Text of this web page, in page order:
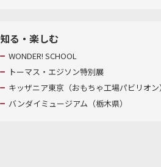
知る・楽しむ
WONDER! SCHOOL
トーマス・エジソン特別展
キッザニア東京（おもちゃ工場パビリオ
バンダイミュージアム（栃木県）